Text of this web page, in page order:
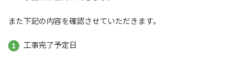
また下記の内容を確認させていただきます。
工事完了予定日